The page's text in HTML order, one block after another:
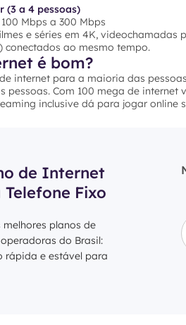
(3 a 4 pessoas)
100 Mbps a 300 Mbps
e séries em 4K,
conectados ao mesmo tempo.
é bom?
internet para a maioria das
pessoas. Com 100 mega de
inclusive dá para jogar online
de Internet
Telefone Fixo
planos de
do Brasil:
rápida e estável para